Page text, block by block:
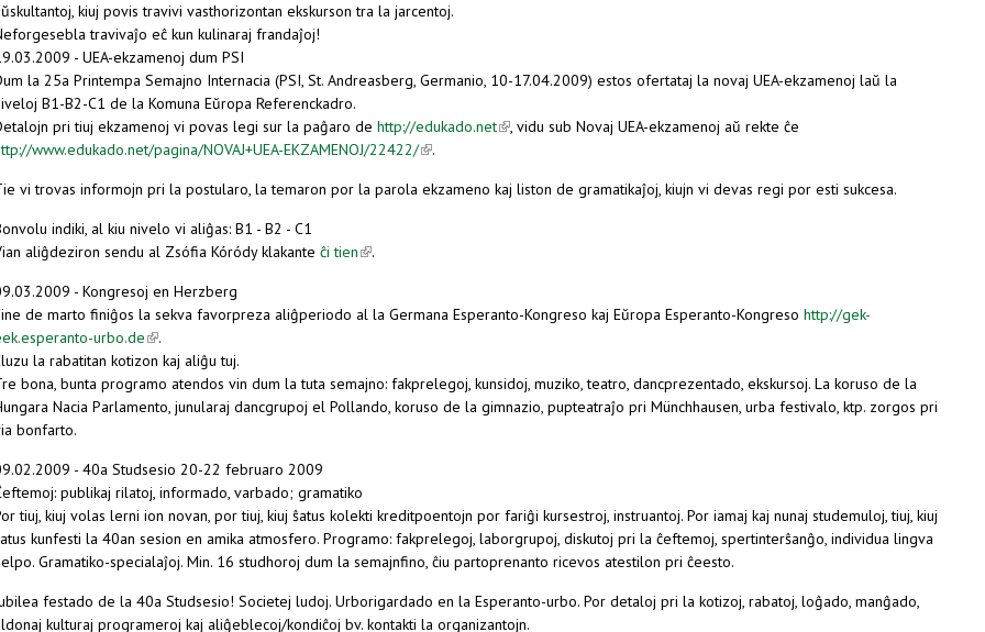
kiuj povis travivi vasthorizontan ekskurson tra la jarcentoj.
travivaĵo eĉ kun kulinaraj frandaĵoj!
- UEA-ekzamenoj dum PSI
la 25a Printempa Semajno Internacia (PSI, St. Andreasberg, Germanio, 10-17.04.2009) estos ofertataj la novaj UEA-ekzamenoj laŭ la
B1-B2-C1 de la Komuna Eŭropa Referenckadro.
pri tiuj ekzamenoj vi povas legi sur la paĝaro de http://edukado.net(link is external)
, vidu sub Novaj UEA-ekzamenoj aŭ rekte ĉe
www.edukado.net/pagina/NOVAJ+UEA-EKZAMENOJ/22422/(link is external)
.
vi trovas informojn pri la postularo, la temaron por la parola ekzameno kaj liston de gramatikaĵoj, kiujn vi devas regi por esti sukcesa.
indiki, al kiu nivelo vi aliĝas: B1 - B2 - C1
aliĝdeziron sendu al Zsófia Kóródy klakante ĉi tien(link is external)
.
- Kongresoj en Herzberg
de marto finiĝos la sekva favorpreza aliĝperiodo al la Germana Esperanto-Kongreso kaj Eŭropa Esperanto-Kongreso http://gek-
urbo.de(link is external)
.
la rabatitan kotizon kaj aliĝu tuj.
bona, bunta programo atendos vin dum la tuta semajno: fakprelegoj, kunsidoj, muziko, teatro, dancprezentado, ekskursoj. La koruso de la
Nacia Parlamento, junularaj dancgrupoj el Pollando, koruso de la gimnazio, pupteatraĵo pri Münchhausen, urba festivalo, ktp. zorgos pri
bonfarto.
- 40a Studsesio 20-22 februaro 2009
publikaj rilatoj, informado, varbado; gramatiko
tiuj, kiuj volas lerni ion novan, por tiuj, kiuj ŝatus kolekti kreditpoentojn por fariĝi kursestroj, instruantoj. Por iamaj kaj nunaj studemuloj, tiuj, kiuj
kunfesti la 40an sesion en amika atmosfero. Programo: fakprelegoj, laborgrupoj, diskutoj pri la ĉeftemoj, spertinterŝanĝo, individua lingva
Gramatiko-specialaĵoj. Min. 16 studhoroj dum la semajnfino, ĉiu partoprenanto ricevos atestilon pri ĉeesto.
festado de la 40a Studsesio! Societej ludoj. Urborigardado en la Esperanto-urbo. Por detaloj pri la kotizoj, rabatoj, loĝado, manĝado,
kulturaj programeroj kaj aliĝeblecoj/kondiĉoj bv. kontakti la organizantojn.